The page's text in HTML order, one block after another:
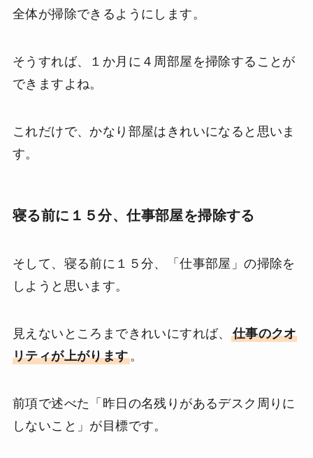
全体が掃除できるようにします。
そうすれば、１か月に４周部屋を掃除することが
できますよね。
これだけで、かなり部屋はきれいになると思いま
す。
寝る前に１５分、仕事部屋を掃除する
そして、寝る前に１５分、「仕事部屋」の掃除を
しようと思います。
見えないところまできれいにすれば、 仕事のクオ
リティが上がります。
前項で述べた「昨日の名残りがあるデスク周りに
しないこと」が目標です。